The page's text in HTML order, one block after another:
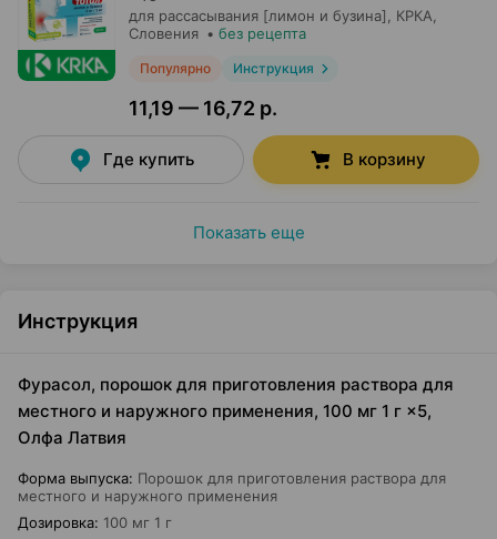
для рассасывания [лимон и бузина], КРКА
Словения • без рецепта
Популярно Инструкция
11,19 — 16,72 р.
Где купить В корзину
Показать еще
Инструкция
Фурасол, порошок для приготовления раствора для
местного и наружного применения, 100 мг 1 г ×5,
Олфа Латвия
Форма выпуска: Порошок для приготовления раствора для
местного и наружного применения
Дозировка: 100 мг 1 г